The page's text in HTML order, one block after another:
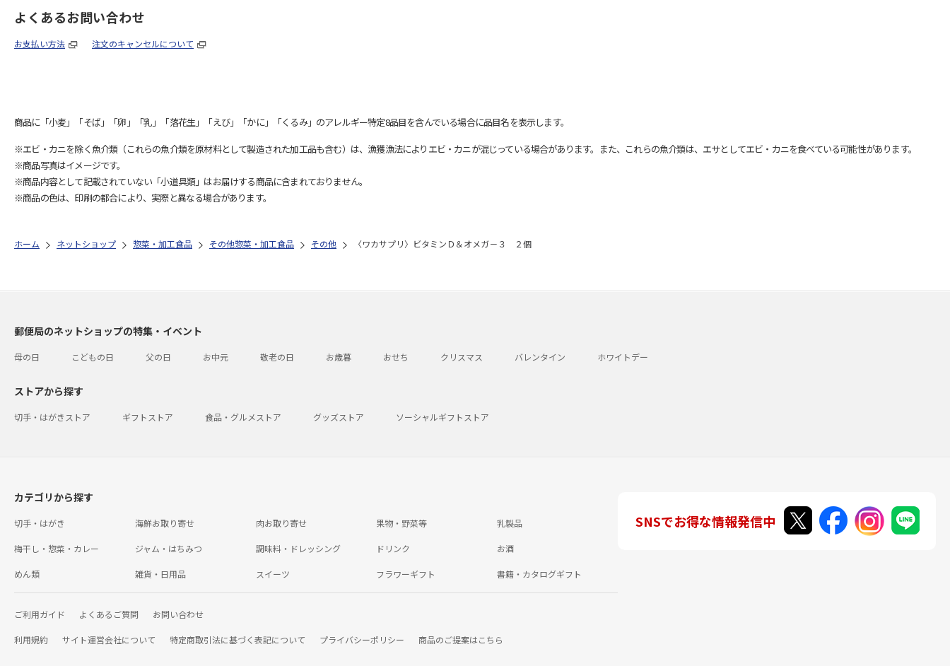
よくあるお問い合わせ
お支払い方法 注文のキャンセルについて
商品に「小麦」「そば」「卵」「乳」「落花生」「えび」「かに」「くるみ」のアレルギー特定8品目を含んでいる場合に品目名を表示します。
※エビ・カニを除く魚介類（これらの魚介類を原材料として製造された加工品も含む）は、漁獲漁法によりエビ・カニが混じっている場合があります。また、これらの魚介類は、エサとしてエビ・カニを食べている可能性があります。
※商品写真はイメージです。
※商品内容として記載されていない「小道具類」はお届けする商品に含まれておりません。
※商品の色は、印刷の都合により、実際と異なる場合があります。
ホーム ネットショップ 惣菜・加工食品 その他惣菜・加工食品 その他 〈ワカサプリ〉ビタミンＤ＆オメガ－３ ２個
郵便局のネットショップの特集・イベント
母の日 こどもの日 父の日 お中元 敬老の日 お歳暮 おせち クリスマス バレンタイン ホワイトデー
ストアから探す
切手・はがきストア ギフトストア 食品・グルメストア グッズストア ソーシャルギフトストア
カテゴリから探す
切手・はがき 海鮮お取り寄せ 肉お取り寄せ 果物・野菜等 乳製品
梅干し・惣菜・カレー ジャム・はちみつ 調味料・ドレッシング ドリンク お酒
めん類 雑貨・日用品 スイーツ フラワーギフト 書籍・カタログギフト
ご利用ガイド よくあるご質問 お問い合わせ
利用規約 サイト運営会社について 特定商取引法に基づく表記について プライバシーポリシー 商品のご提案はこちら
SNSでお得な情報発信中